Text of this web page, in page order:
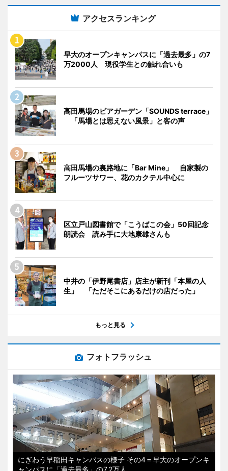
アクセスランキング
早大のオープンキャンパスに「過去最多」の7
万2000人 現役学生との触れ合いも
高田馬場のビアガーデン「SOUNDS terrace」
「馬場とは思えない風景」と客の声
高田馬場の裏路地に「Bar Mine」 自家製の
フルーツサワー、花のカクテル中心に
区立戸山図書館で「こうばこの会」50回記念
朗読会 読み手に大地康雄さんも
中井の「伊野尾書店」店主が新刊「本屋の人
生」 「ただそこにあるだけの店だった」
もっと見る
フォトフラッシュ
にぎわう早稲田キャンパスの様子 その4＝早大のオープンキ
ャンパスに「過去最多」の7.2万人